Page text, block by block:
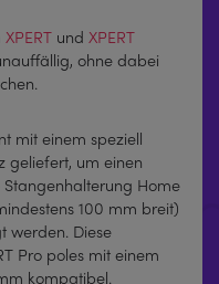
XPERT und XPERT
ohne dabei
mit einem speziell
geliefert, um einen
Stangenhalterung Home
100 mm breit)
werden. Diese
Pro poles mit einem
kompatibel.